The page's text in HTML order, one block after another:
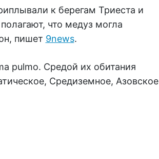
к берегам Триеста и
что медуз могла
пишет 9news.
pulmo. Средой их обитания
Средиземное, Азовское